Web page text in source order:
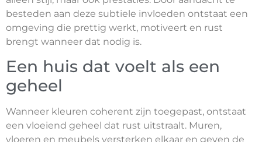
besteden aan deze subtiele invloeden ontstaat een
omgeving die prettig werkt, motiveert en rust
brengt wanneer dat nodig is.
Een huis dat voelt als een
geheel
Wanneer kleuren coherent zijn toegepast, ontstaat
een vloeiend geheel dat rust uitstraalt. Muren,
vloeren en meubels versterken elkaar en geven de